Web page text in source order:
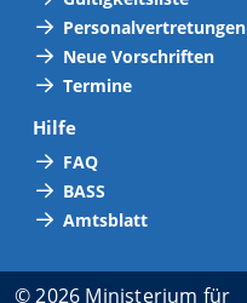
Personalvertretungen
Neue Vorschriften
Termine
Hilfe
FAQ
BASS
Amtsblatt
© 2026 Ministerium für